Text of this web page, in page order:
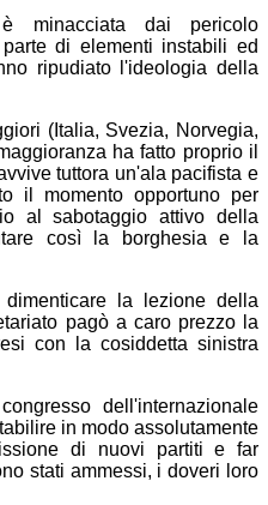
è minacciata dai pericolo
di elementi instabili ed
ripudiato l'ideologia della
(Italia, Svezia, Norvegia,
ha fatto proprio il
tuttora un'ala pacifista e
il momento opportuno per
al sabotaggio attivo della
così la borghesia e la
dimenticare la lezione della
pagò a caro prezzo la
con la cosiddetta sinistra
dell'internazionale
in modo assolutamente
di nuovi partiti e far
stati ammessi, i doveri loro